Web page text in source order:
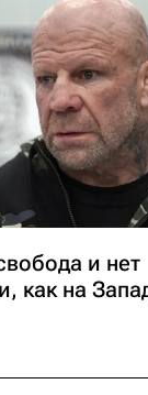
и нет
как на